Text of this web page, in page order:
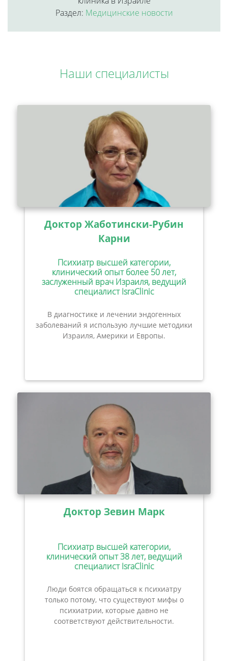
Раздел: Медицинские новости
Наши специалисты
Доктор Жаботински-Рубин
Карни
Психиатр высшей категории,
клинический опыт более 50 лет,
заслуженный врач Израиля, ведущий
специалист IsraClinic
В диагностике и лечении эндогенных
заболеваний я использую лучшие методики
Израиля, Америки и Европы.
Доктор Зевин Марк
Психиатр высшей категории,
клинический опыт 38 лет, ведущий
специалист IsraClinic
Люди боятся обращаться к психиатру
только потому, что существуют мифы о
психиатрии, которые давно не
соответствуют действительности.